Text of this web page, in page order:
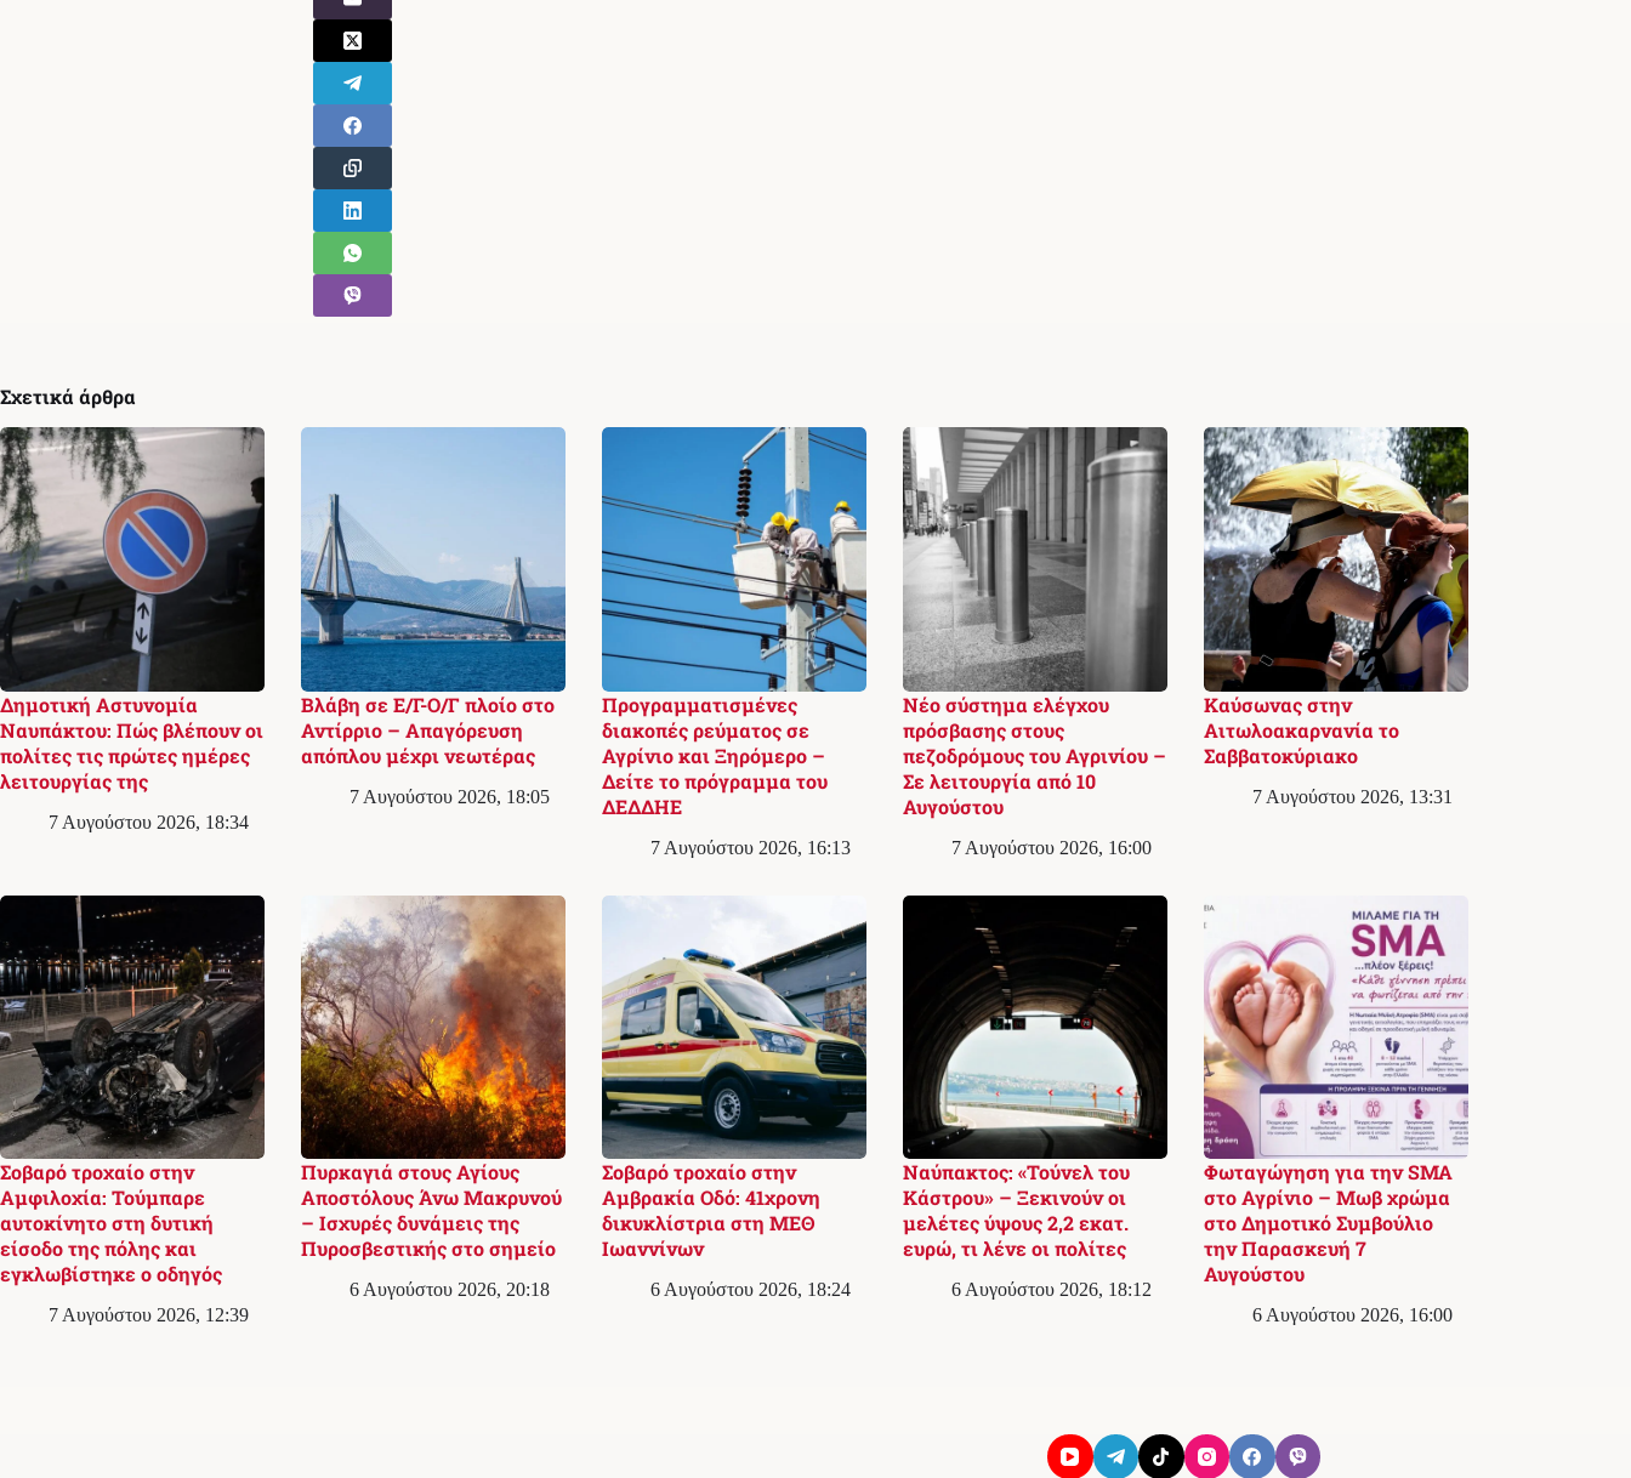
Σχετικά άρθρα
Δημοτική Αστυνομία
Ναυπάκτου: Πώς βλέπουν οι
πολίτες τις πρώτες ημέρες
λειτουργίας της
7 Αυγούστου 2026, 18:34
Βλάβη σε Ε/Γ-Ο/Γ πλοίο στο
Αντίρριο – Απαγόρευση
απόπλου μέχρι νεωτέρας
7 Αυγούστου 2026, 18:05
Προγραμματισμένες
διακοπές ρεύματος σε
Αγρίνιο και Ξηρόμερο –
Δείτε το πρόγραμμα του
ΔΕΔΔΗΕ
7 Αυγούστου 2026, 16:13
Νέο σύστημα ελέγχου
πρόσβασης στους
πεζοδρόμους του Αγρινίου –
Σε λειτουργία από 10
Αυγούστου
7 Αυγούστου 2026, 16:00
Καύσωνας στην
Αιτωλοακαρνανία το
Σαββατοκύριακο
7 Αυγούστου 2026, 13:31
Σοβαρό τροχαίο στην
Αμφιλοχία: Τούμπαρε
αυτοκίνητο στη δυτική
είσοδο της πόλης και
εγκλωβίστηκε ο οδηγός
7 Αυγούστου 2026, 12:39
Πυρκαγιά στους Αγίους
Αποστόλους Άνω Μακρυνού
– Ισχυρές δυνάμεις της
Πυροσβεστικής στο σημείο
6 Αυγούστου 2026, 20:18
Σοβαρό τροχαίο στην
Αμβρακία Οδό: 41χρονη
δικυκλίστρια στη ΜΕΘ
Ιωαννίνων
6 Αυγούστου 2026, 18:24
Ναύπακτος: «Τούνελ του
Κάστρου» – Ξεκινούν οι
μελέτες ύψους 2,2 εκατ.
ευρώ, τι λένε οι πολίτες
6 Αυγούστου 2026, 18:12
Φωταγώγηση για την SMA
στο Αγρίνιο – Μωβ χρώμα
στο Δημοτικό Συμβούλιο
την Παρασκευή 7
Αυγούστου
6 Αυγούστου 2026, 16:00